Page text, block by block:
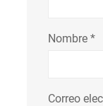
Nombre *
Correo